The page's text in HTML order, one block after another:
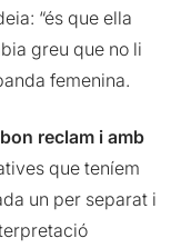
“és que ella
greu que no li
femenina.
reclam i amb
que teníem
un per separat i